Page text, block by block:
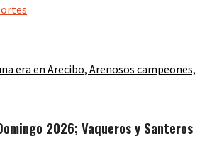
2026; Vaqueros y Santeros